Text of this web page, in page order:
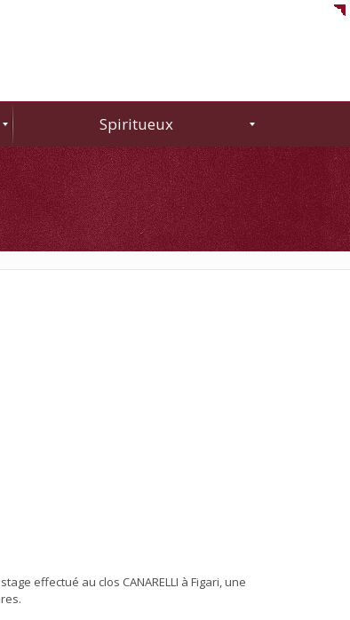
Spiritueux
effectué au clos CANARELLI à Figari, une